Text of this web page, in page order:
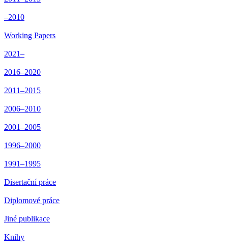
–2010
Working Papers
2021–
2016–2020
2011–2015
2006–2010
2001–2005
1996–2000
1991–1995
Disertační práce
Diplomové práce
Jiné publikace
Knihy